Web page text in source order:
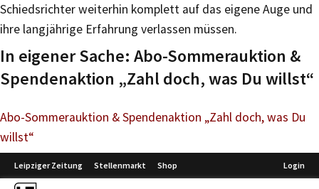
Schiedsrichter weiterhin komplett auf das eigene Auge und
ihre langjährige Erfahrung verlassen müssen.
In eigener Sache: Abo-Sommerauktion &
Spendenaktion „Zahl doch, was Du willst“
Abo-Sommerauktion & Spendenaktion „Zahl doch, was Du
willst“